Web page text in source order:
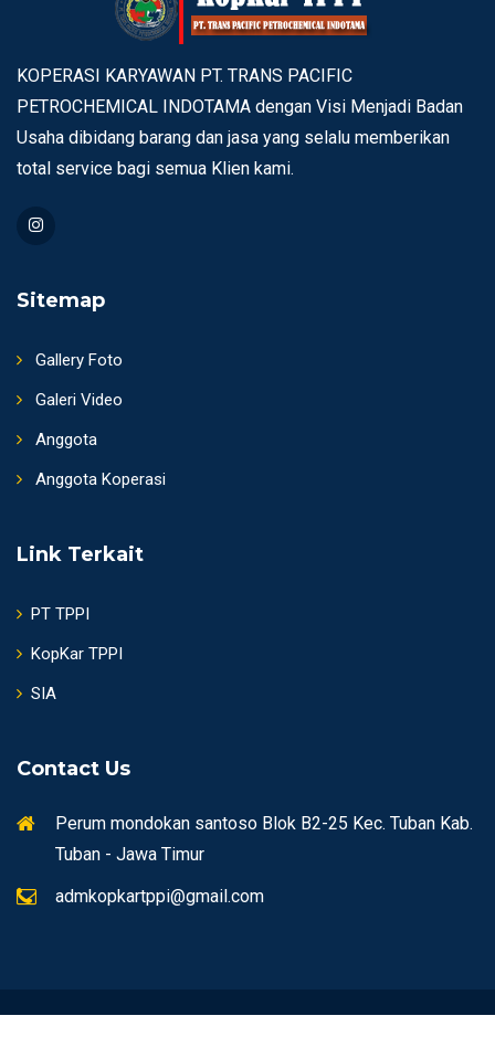
KOPERASI KARYAWAN PT. TRANS PACIFIC
PETROCHEMICAL INDOTAMA dengan Visi Menjadi Badan
Usaha dibidang barang dan jasa yang selalu memberikan
total service bagi semua Klien kami.
Sitemap
Gallery Foto
Galeri Video
Anggota
Anggota Koperasi
Link Terkait
PT TPPI
KopKar TPPI
SIA
Contact Us
Perum mondokan santoso Blok B2-25 Kec. Tuban Kab.
Tuban - Jawa Timur
admkopkartppi@gmail.com